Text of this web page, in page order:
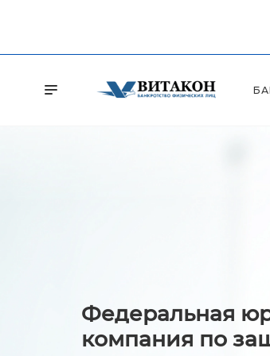
Федеральная
компания по